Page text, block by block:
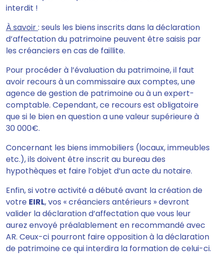
interdit !
À savoir: seuls les biens inscrits dans la déclaration
d’affectation du patrimoine peuvent être saisis par
les créanciers en cas de faillite.
Pour procéder à l’évaluation du patrimoine, il faut
avoir recours à un commissaire aux comptes, une
agence de gestion de patrimoine ou à un expert-
comptable. Cependant, ce recours est obligatoire
que si le bien en question a une valeur supérieure à
30 000€.
Concernant les biens immobiliers (locaux, immeubles
etc.), ils doivent être inscrit au bureau des
hypothèques et faire l’objet d’un acte du notaire.
Enfin, si votre activité a débuté avant la création de
votre EIRL, vos « créanciers antérieurs » devront
valider la déclaration d’affectation que vous leur
aurez envoyé préalablement en recommandé avec
AR. Ceux-ci pourront faire opposition à la déclaration
de patrimoine ce qui interdira la formation de celui-ci.